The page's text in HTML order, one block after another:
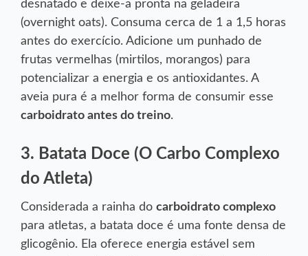
desnatado e deixe-a pronta na geladeira
(overnight oats). Consuma cerca de 1 a 1,5 horas
antes do exercício. Adicione um punhado de
frutas vermelhas (mirtilos, morangos) para
potencializar a energia e os antioxidantes. A
aveia pura é a melhor forma de consumir esse
carboidrato antes do treino.
3. Batata Doce (O Carbo Complexo
do Atleta)
Considerada a rainha do carboidrato complexo
para atletas, a batata doce é uma fonte densa de
glicogênio. Ela oferece energia estável sem